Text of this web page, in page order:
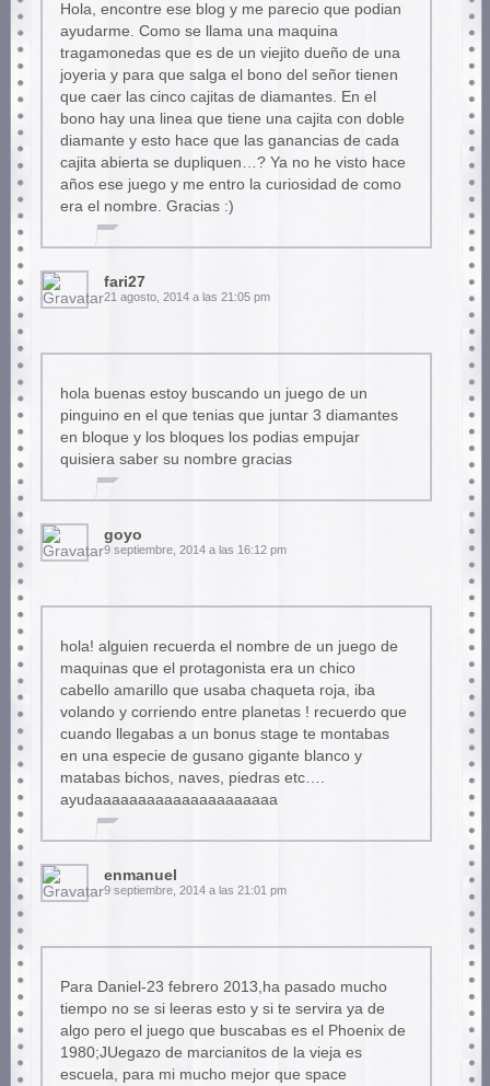
Hola, encontre ese blog y me parecio que podian
ayudarme. Como se llama una maquina
tragamonedas que es de un viejito dueño de una
joyeria y para que salga el bono del señor tienen
que caer las cinco cajitas de diamantes. En el
bono hay una linea que tiene una cajita con doble
diamante y esto hace que las ganancias de cada
cajita abierta se dupliquen…? Ya no he visto hace
años ese juego y me entro la curiosidad de como
era el nombre. Gracias :)
fari27
21 agosto, 2014 a las 21:05 pm
hola buenas estoy buscando un juego de un
pinguino en el que tenias que juntar 3 diamantes
en bloque y los bloques los podias empujar
quisiera saber su nombre gracias
goyo
9 septiembre, 2014 a las 16:12 pm
hola! alguien recuerda el nombre de un juego de
maquinas que el protagonista era un chico
cabello amarillo que usaba chaqueta roja, iba
volando y corriendo entre planetas ! recuerdo que
cuando llegabas a un bonus stage te montabas
en una especie de gusano gigante blanco y
matabas bichos, naves, piedras etc….
ayudaaaaaaaaaaaaaaaaaaaaa
enmanuel
9 septiembre, 2014 a las 21:01 pm
Para Daniel-23 febrero 2013,ha pasado mucho
tiempo no se si leeras esto y si te servira ya de
algo pero el juego que buscabas es el Phoenix de
1980;JUegazo de marcianitos de la vieja es
escuela, para mi mucho mejor que space